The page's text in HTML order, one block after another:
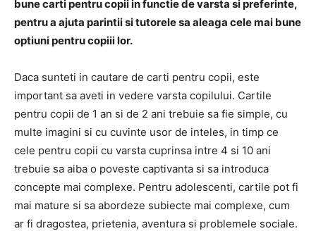
bune carti pentru copii in functie de varsta si preferinte,
pentru a ajuta parintii si tutorele sa aleaga cele mai bune
optiuni pentru copiii lor.
Daca sunteti in cautare de carti pentru copii, este
important sa aveti in vedere varsta copilului. Cartile
pentru copii de 1 an si de 2 ani trebuie sa fie simple, cu
multe imagini si cu cuvinte usor de inteles, in timp ce
cele pentru copii cu varsta cuprinsa intre 4 si 10 ani
trebuie sa aiba o poveste captivanta si sa introduca
concepte mai complexe. Pentru adolescenti, cartile pot fi
mai mature si sa abordeze subiecte mai complexe, cum
ar fi dragostea, prietenia, aventura si problemele sociale.